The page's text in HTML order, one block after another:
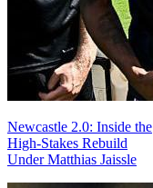
Newcastle 2.0: Inside the
High-Stakes Rebuild
Under Matthias Jaissle